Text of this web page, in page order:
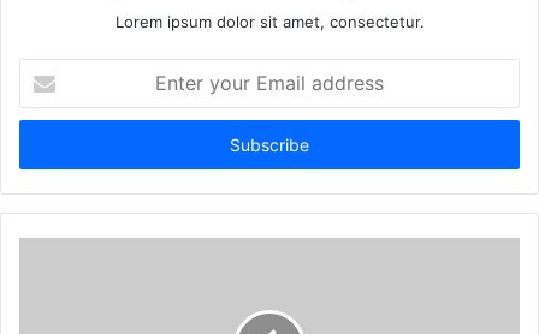
Lorem ipsum dolor sit amet, consectetur.
your
Email